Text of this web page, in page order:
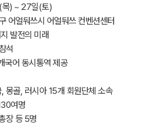
) ~ 27일(토)
어얼둬쓰시 어얼둬쓰 컨벤션센터
발전의 미래
석
국어 동시통역 제공
몽골, 러시아 15개 회원단체 소속
여명
장 등 5명